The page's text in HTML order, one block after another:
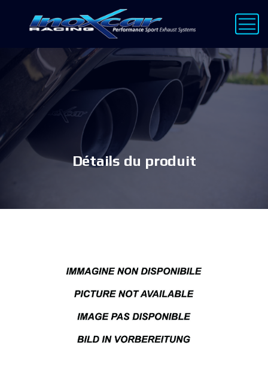
Détails du produit